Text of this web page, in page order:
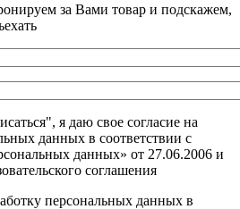
за Вами товар и подскажем,
я даю свое согласие на
данных в соответствии с
данных» от 27.06.2006 и
соглашения
персональных данных в